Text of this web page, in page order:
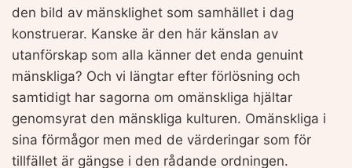
den bild av mänsklighet som samhället i dag
konstruerar. Kanske är den här känslan av
utanförskap som alla känner det enda genuint
mänskliga? Och vi längtar efter förlösning och
samtidigt har sagorna om omänskliga hjältar
genomsyrat den mänskliga kulturen. Omänskliga i
sina förmågor men med de värderingar som för
tillfället är gängse i den rådande ordningen.